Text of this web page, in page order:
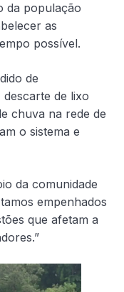
da população
as
possível.
de
de lixo
chuva na rede de
o sistema e
da comunidade
empenhados
que afetam a